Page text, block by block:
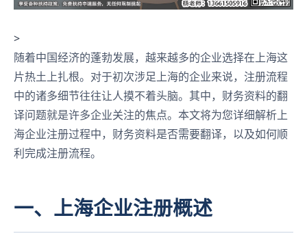
>
随着中国经济的蓬勃发展，越来越多的企业选择在上海这
片热土上扎根。对于初次涉足上海的企业来说，注册流程
中的诸多细节往往让人摸不着头脑。其中，财务资料的翻
译问题就是许多企业关注的焦点。本文将为您详细解析上
海企业注册过程中，财务资料是否需要翻译，以及如何顺
利完成注册流程。
一、上海企业注册概述